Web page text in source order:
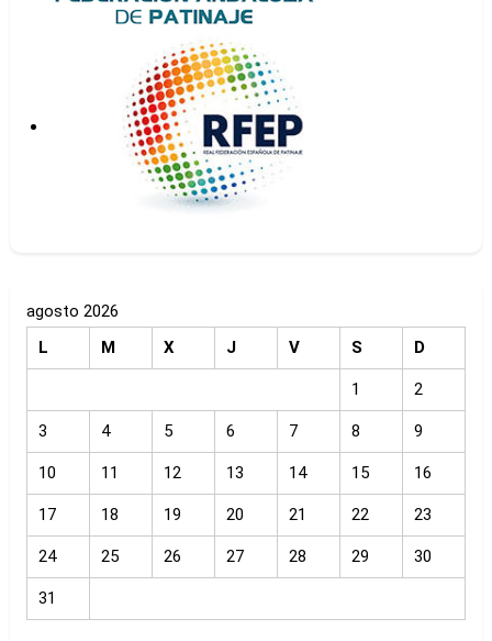
agosto 2026
L
M X J V S D
1 2
3 4 5 6 7 8 9
10 11 12 13 14 15 16
17 18 19 20 21 22 23
24 25 26 27 28 29 30
31